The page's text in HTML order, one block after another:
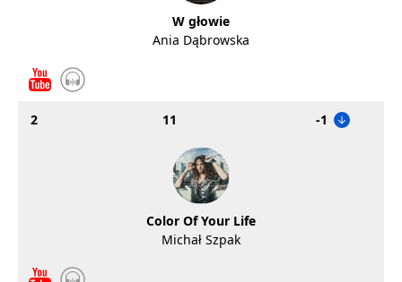
W głowie
Ania Dąbrowska
2 11 -1
Color Of Your Life
Michał Szpak